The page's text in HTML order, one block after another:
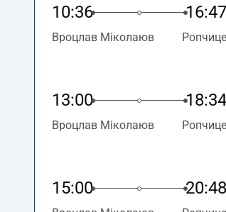
10:36 16:47
Вроцлав Міколаюв Ропчице
13:00 18:34
Вроцлав Міколаюв Ропчице
15:00 20:48